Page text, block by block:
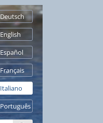
Deutsch
English
Español
Français
Italiano
Português